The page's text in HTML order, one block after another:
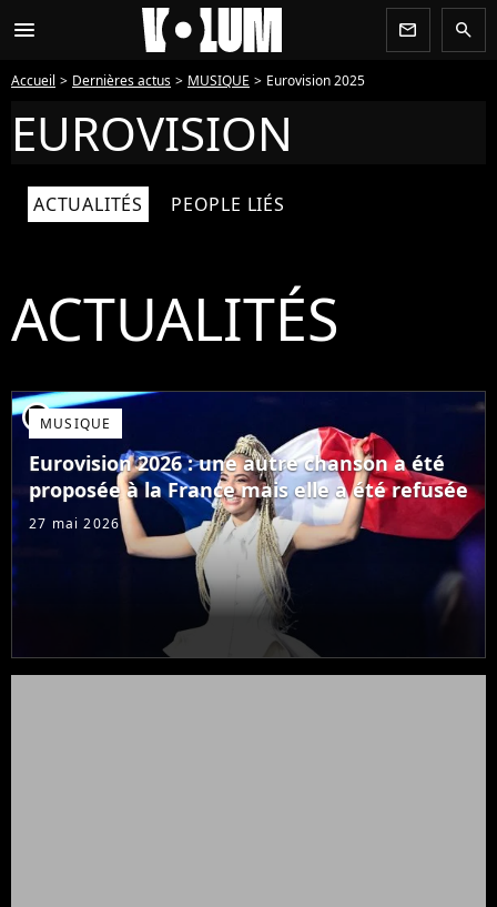
menu newsletter search
Accueil Dernières actus MUSIQUE Eurovision 2025
EUROVISION
ACTUALITÉS PEOPLE LIÉS
ACTUALITÉS
player2MUSIQUE
Eurovision 2026 : une autre chanson a été
proposée à la France mais elle a été refusée
27 mai 2026